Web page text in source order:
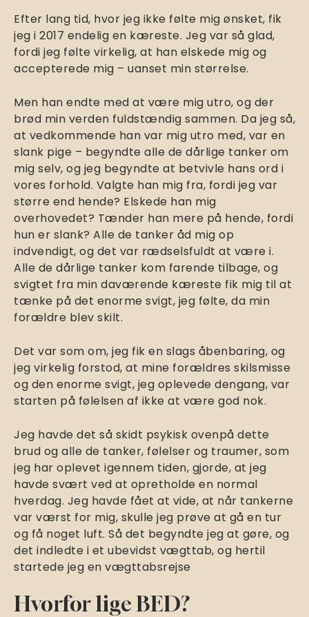
Efter lang tid, hvor jeg ikke følte mig ønsket, fik
jeg i 2017 endelig en kæreste. Jeg var så glad,
fordi jeg følte virkelig, at han elskede mig og
accepterede mig – uanset min størrelse.
Men han endte med at være mig utro, og der
brød min verden fuldstændig sammen. Da jeg så,
at vedkommende han var mig utro med, var en
slank pige – begyndte alle de dårlige tanker om
mig selv, og jeg begyndte at betvivle hans ord i
vores forhold. Valgte han mig fra, fordi jeg var
større end hende? Elskede han mig
overhovedet? Tænder han mere på hende, fordi
hun er slank? Alle de tanker åd mig op
indvendigt, og det var rædselsfuldt at være i.
Alle de dårlige tanker kom farende tilbage, og
svigtet fra min daværende kæreste fik mig til at
tænke på det enorme svigt, jeg følte, da min
forældre blev skilt.
Det var som om, jeg fik en slags åbenbaring, og
jeg virkelig forstod, at mine forældres skilsmisse
og den enorme svigt, jeg oplevede dengang, var
starten på følelsen af ikke at være god nok.
Jeg havde det så skidt psykisk ovenpå dette
brud og alle de tanker, følelser og traumer, som
jeg har oplevet igennem tiden, gjorde, at jeg
havde svært ved at opretholde en normal
hverdag. Jeg havde fået at vide, at når tankerne
var værst for mig, skulle jeg prøve at gå en tur
og få noget luft. Så det begyndte jeg at gøre, og
det indledte i et ubevidst vægttab, og hertil
startede jeg en vægttabsrejse
Hvorfor lige BED?